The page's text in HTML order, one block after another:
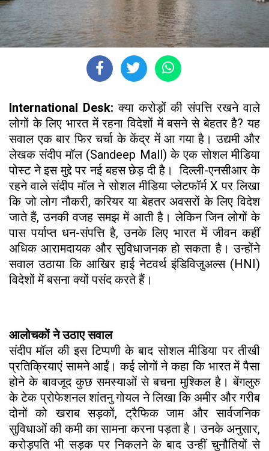
International Desk:क्या करोड़ों की संपत्ति रखने वाले
लोगों के लिए भारत में रहना विदेशों में बसने से बेहतर है? यह
सवाल एक बार फिर चर्चा के केंद्र में आ गया है। उद्यमी और
लेखक संदीप मॉल (Sandeep Mall) के एक सोशल मीडिया
पोस्ट ने इस मुद्दे पर नई बहस छेड़ दी है। दिल्ली-एनसीआर के
रहने वाले संदीप मॉल ने सोशल मीडिया प्लेटफॉर्म X पर लिखा
कि जो लोग नौकरी, करियर या बेहतर अवसरों के लिए विदेश
जाते हैं, उनकी वजह समझ में आती है। लेकिन जिन लोगों के
पास पर्याप्त धन-संपत्ति है, उनके लिए भारत में जीवन कहीं
अधिक आरामदायक और सुविधाजनक हो सकता है। उन्होंने
सवाल उठाया कि आखिर हाई नेटवर्थ इंडिविजुअल्स (HNI)
विदेशों में बसना क्यों पसंद करते हैं।
आलोचकों ने उठाए सवाल
संदीप मॉल की इस टिप्पणी के बाद सोशल मीडिया पर तीखी
प्रतिक्रियाएं सामने आईं। कई लोगों ने कहा कि भारत में पैसा
होने के बावजूद कुछ समस्याओं से बचना मुश्किल है। बेंगलुरु
के टेक प्रोफेशनल शांतनु गोयल ने लिखा कि अमीर और गरीब
दोनों को खराब सड़कों, ट्रैफिक जाम और सार्वजनिक
सुविधाओं की कमी का सामना करना पड़ता है। उनके अनुसार,
करोड़पति भी सड़क पर निकलने के बाद उन्हीं चुनौतियों से